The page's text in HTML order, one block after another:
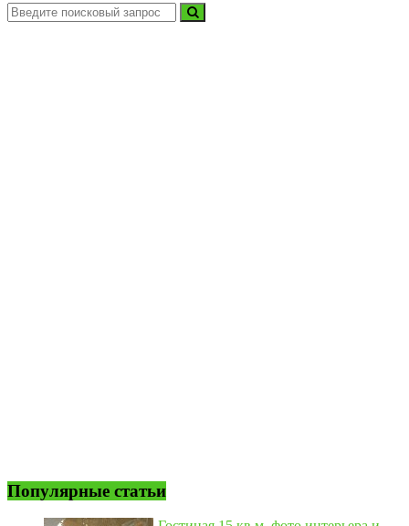
Популярные статьи